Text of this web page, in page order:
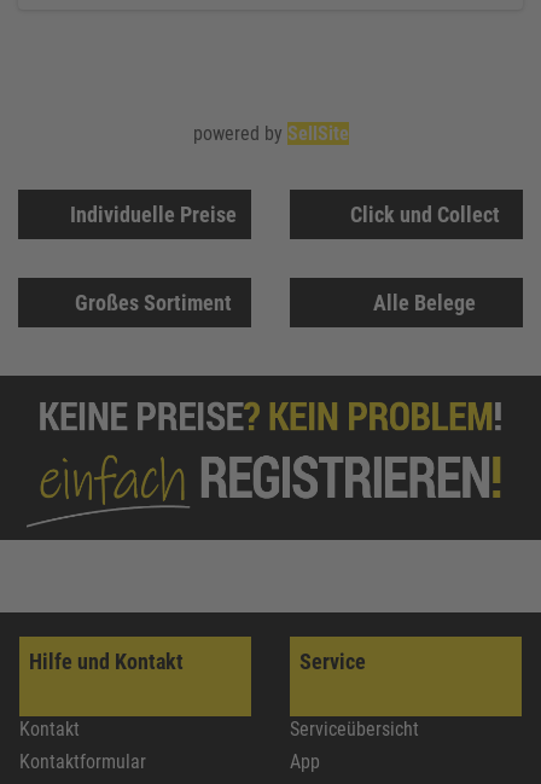
Individuelle Preise Click und Collect
Großes Sortiment Alle Belege
Hilfe und Kontakt
Kontakt
Kontaktformular
Service
Serviceübersicht
App
powered by SellSite